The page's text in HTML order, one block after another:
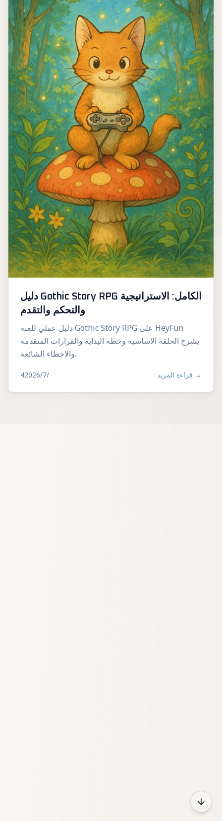
دليل Gothic Story RPG الكامل: الاستراتيجية
والتحكم والتقدم
دليل عملي للعبة Gothic Story RPG على HeyFun
يشرح الحلقة الاساسية وخطة البداية والقرارات المتقدمة
والاخطاء الشائعة.
4‏/7‏/2026 قراءة المزيد →